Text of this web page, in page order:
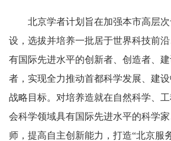
北京学者计划旨在加强本市高层
设，选拔并培养一批居于世界科技前
有国际先进水平的创新者、创造者、
者，实现全力推动首都科学发展、建
战略目标。对培养造就在自然科学、
会科学领域具有国际先进水平的科学
师，提高自主创新能力，打造“北京服